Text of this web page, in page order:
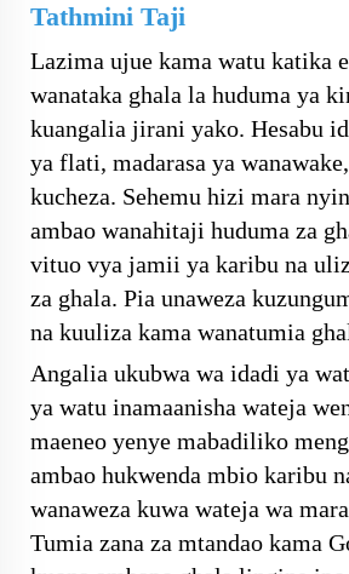
Tathmini Taji
Lazima ujue kama watu katika
wanataka ghala la huduma ya
kuangalia jirani yako. Hesabu
ya flati, madarasa ya
kucheza. Sehemu hizi mara
ambao wanahitaji huduma za
vituo vya jamii ya karibu na
za ghala. Pia unaweza
na kuuliza kama wanatumia
Angalia ukubwa wa idadi ya
ya watu inamaanisha wateja
maeneo yenye mabadiliko
ambao hukwenda mbio karibu
wanaweza kuwa wateja wa
Tumia zana za mtandao kama